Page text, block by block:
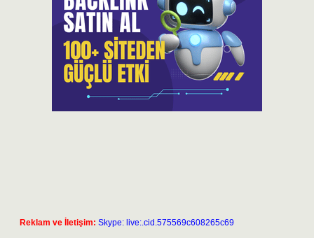
Reklam ve İletişim: Skype: live:.cid.575569c608265c69